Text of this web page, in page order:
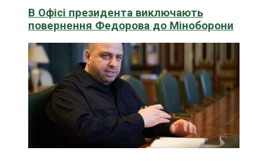
В Офісі президента виключають
повернення Федорова до Міноборони